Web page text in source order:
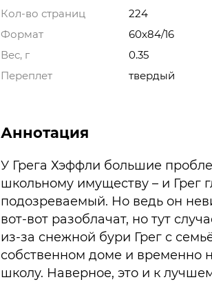
Кол-во страниц
224
Формат
60x84/16
Вес, г
0.35
Переплет
твердый
Аннотация
У Грега Хэффли большие
школьному имуществу – и Грег
подозреваемый. Но ведь он
вот-вот разоблачат, но тут
из-за снежной бури Грег с
собственном доме и временно
школу. Наверное, это и к